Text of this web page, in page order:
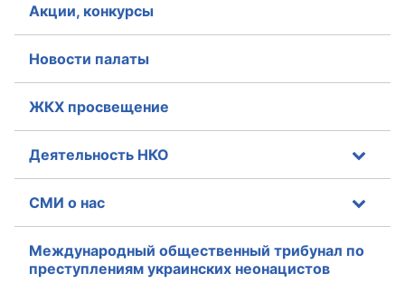
Акции, конкурсы
Новости палаты
ЖКХ просвещение
Деятельность НКО
СМИ о нас
Международный общественный трибунал по
преступлениям украинских неонацистов